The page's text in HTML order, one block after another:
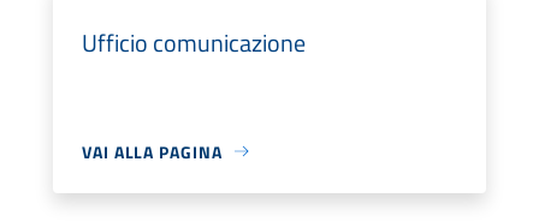
Ufficio comunicazione
VAI ALLA PAGINA